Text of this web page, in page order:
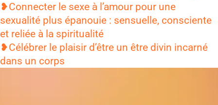
❥Connecter le sexe à l’amour pour une
sexualité plus épanouie : sensuelle, consciente
et reliée à la spiritualité
❥Célébrer le plaisir d’être un être divin incarné
dans un corps